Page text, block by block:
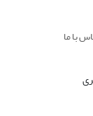
با ما